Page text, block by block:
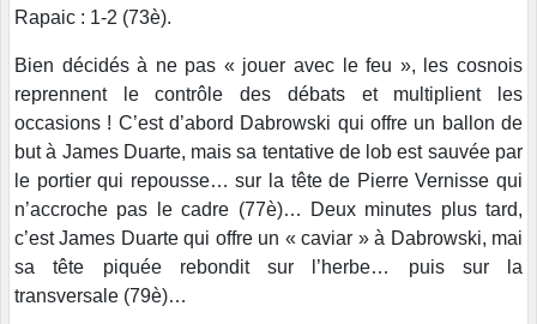
Rapaic : 1-2 (73è).
Bien décidés à ne pas « jouer avec le feu », les cosnois
reprennent le contrôle des débats et multiplient les
occasions ! C’est d’abord Dabrowski qui offre un ballon de
but à James Duarte, mais sa tentative de lob est sauvée par
le portier qui repousse… sur la tête de Pierre Vernisse qui
n’accroche pas le cadre (77è)… Deux minutes plus tard,
c’est James Duarte qui offre un « caviar » à Dabrowski, mai
sa tête piquée rebondit sur l’herbe… puis sur la
transversale (79è)…